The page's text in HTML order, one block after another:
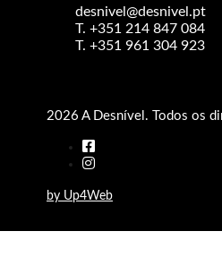
desnivel@desnivel.pt
T. +351 214 847 084
T. +351 961 304 923
2026 A Desnível. Todos os
by Up4Web